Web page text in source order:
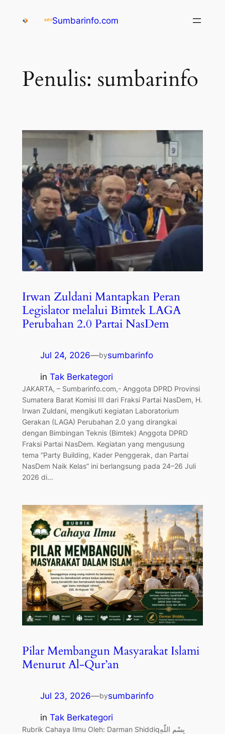
Sumbarinfo.com
Penulis: sumbarinfo
Irwan Zuldani Mantapkan Peran
Legislator melalui Bimtek LAGA
Perubahan 2.0 Partai NasDem
Jul 24, 2026—bysumbarinfo
in Tak Berkategori
JAKARTA, – Sumbarinfo.com,- Anggota DPRD Provinsi
Sumatera Barat Komisi III dari Fraksi Partai NasDem, H.
Irwan Zuldani, mengikuti kegiatan Laboratorium
Gerakan (LAGA) Perubahan 2.0 yang dirangkai
dengan Bimbingan Teknis (Bimtek) Anggota DPRD
Fraksi Partai NasDem. Kegiatan yang mengusung
tema “Party Building, Kader Penggerak, dan Partai
NasDem Naik Kelas” ini berlangsung pada 24–26 Juli
2026 di…
Pilar Membangun Masyarakat Islami
Menurut Al-Qur’an
Jul 23, 2026—bysumbarinfo
in Tak Berkategori
Rubrik Cahaya Ilmu Oleh: Darman Shiddiqبِسْمِ اللّٰهِ